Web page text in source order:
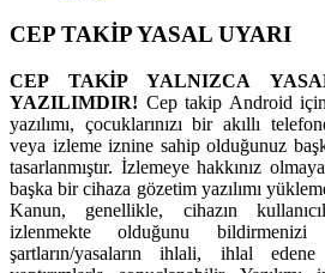
CEP TAKİP YASAL UYARI
CEP TAKİP YALNIZCA
YAZILIMDIR! Cep takip Android
yazılımı, çocuklarınızı bir akıllı
veya izleme iznine sahip olduğunuz
tasarlanmıştır. İzlemeye hakkınız
başka bir cihaza gözetim yazılımı
Kanun, genellikle, cihazın
izlenmekte olduğunu
şartların/yasaların ihlali, ihlal